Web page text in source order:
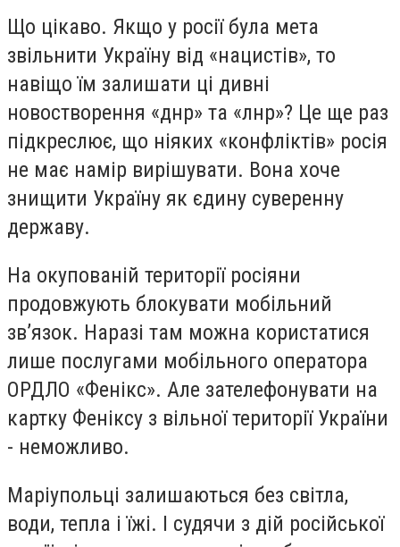
Що цікаво. Якщо у росії була мета
звільнити Україну від «нацистів», то
навіщо їм залишати ці дивні
новостворення «днр» та «лнр»? Це ще раз
підкреслює, що ніяких «конфліктів» росія
не має намір вирішувати. Вона хоче
знищити Україну як єдину суверенну
державу.
На окупованій території росіяни
продовжують блокувати мобільний
зв’язок. Наразі там можна користатися
лише послугами мобільного оператора
ОРДЛО «Фенікс». Але зателефонувати на
картку Феніксу з вільної території України
- неможливо.
Маріупольці залишаються без світла,
води, тепла і їжі. І судячи з дій російської